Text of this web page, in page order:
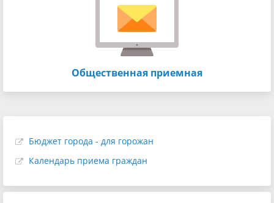
Общественная приемная
Бюджет города - для горожан
Календарь приема граждан